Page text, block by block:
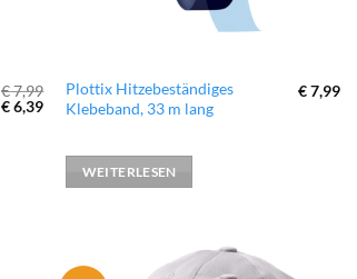
€7,99
Ursprünglicher
Preis
€6,39Aktueller
Preis
€ 6,39.
Plottix Hitzebeständiges
Klebeband, 33 m lang
€7,99
WEITERLESEN